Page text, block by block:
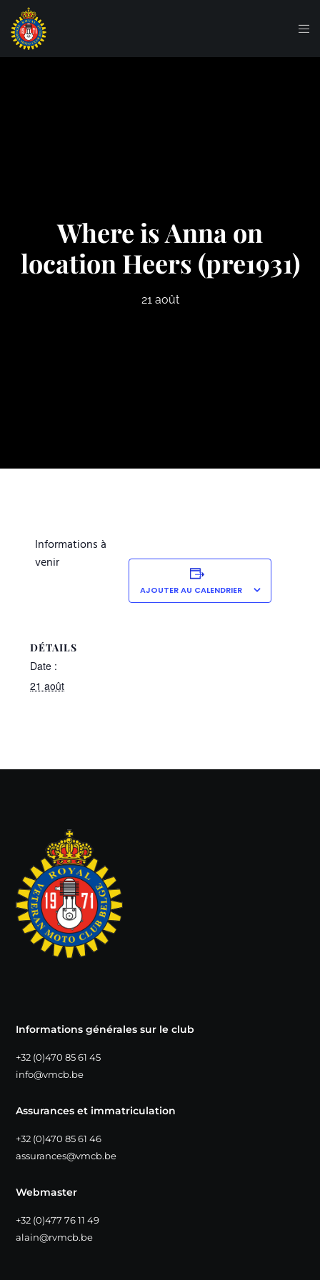
Where is Anna on
location Heers (pre1931)
21 août
Informations à
venir
AJOUTER AU CALENDRIER
DÉTAILS
Date :
21 août
Informations générales sur le club
+32 (0)470 85 61 45
info@vmcb.be
Assurances et immatriculation
+32 (0)470 85 61 46
assurances@vmcb.be
Webmaster
+32 (0)477 76 11 49
alain@rvmcb.be